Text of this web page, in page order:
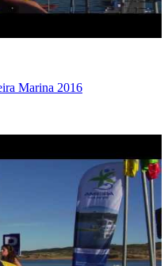
Marina 2016